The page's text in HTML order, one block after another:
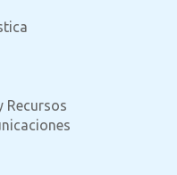
Recursos